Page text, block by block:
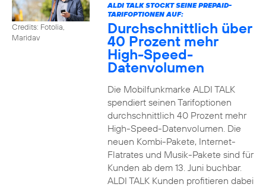
Credits: Fotolia,
Maridav
ALDI TALK STOCKT SEINE PREPAID-
TARIFOPTIONEN AUF:
Durchschnittlich über
40 Prozent mehr
High-Speed-
Datenvolumen
Die Mobilfunkmarke ALDI TALK
spendiert seinen Tarifoptionen
durchschnittlich 40 Prozent mehr
High-Speed-Datenvolumen. Die
neuen Kombi-Pakete, Internet-
Flatrates und Musik-Pakete sind für
Kunden ab dem 13. Juni buchbar.
ALDI TALK Kunden profitieren dabei